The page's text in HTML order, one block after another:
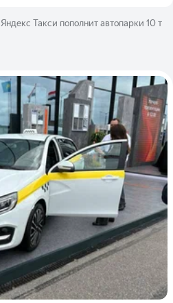
Яндекс Такси пополнит автопарки 10